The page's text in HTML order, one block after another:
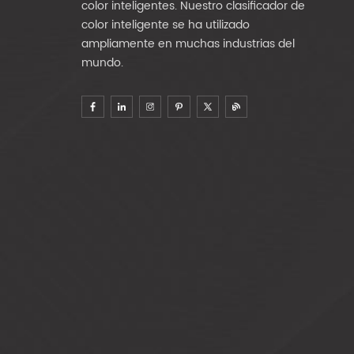
color inteligentes. Nuestro clasificador de
color inteligente se ha utilizado
ampliamente en muchas industrias del
mundo.